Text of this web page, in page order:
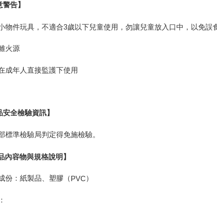
告】
物件玩具，不適合3歲以下兒童使用，勿讓兒童放入口中，以免誤
火源
成年人直接監護下使用
安全檢驗資訊】
標準檢驗局判定得免施檢驗。
內容物與規格說明】
份：紙製品、塑膠（ PVC）